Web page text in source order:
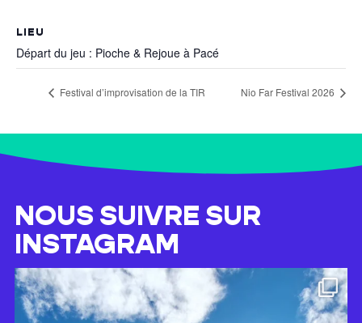
LIEU
Départ du jeu : Pioche & Rejoue à Pacé
Festival d’improvisation de la TIR Nio Far Festival 2026
NOUS SUIVRE SUR
INSTAGRAM